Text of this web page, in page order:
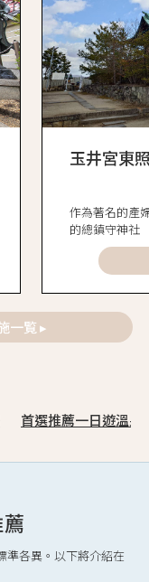
玉井宮東
作為著名的產
的總鎮守神社
一覧 ▸
首選推薦一日遊溫泉
準各異。以下將介紹在